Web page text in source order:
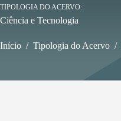
TIPOLOGIA DO ACERVO
Ciência e Tecnologia
Início / Tipologia do Acervo /